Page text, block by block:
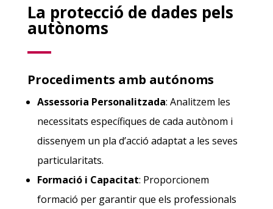
La protecció de dades pels
autònoms
Procediments amb autónoms
Assessoria Personalitzada: Analitzem les
necessitats específiques de cada autònom i
dissenyem un pla d’acció adaptat a les seves
particularitats.
Formació i Capacitat: Proporcionem
formació per garantir que els professionals